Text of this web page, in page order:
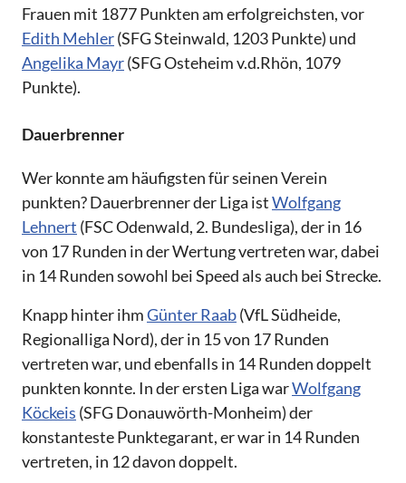
Frauen mit 1877 Punkten am erfolgreichsten, vor
Edith Mehler(SFG Steinwald, 1203 Punkte) und
Angelika Mayr(SFG Osteheim v.d.Rhön, 1079
Punkte).
Dauerbrenner
Wer konnte am häufigsten für seinen Verein
punkten? Dauerbrenner der Liga istWolfgang
Lehnert (FSC Odenwald, 2. Bundesliga), der in 16
von 17 Runden in der Wertung vertreten war, dabei
in 14 Runden sowohl bei Speed als auch bei Strecke.
Knapp hinter ihmGünter Raab(VfL Südheide,
Regionalliga Nord), der in 15 von 17 Runden
vertreten war, und ebenfalls in 14 Runden doppelt
punkten konnte. In der ersten Liga warWolfgang
Köckeis (SFG Donauwörth-Monheim) der
konstanteste Punktegarant, er war in 14 Runden
vertreten, in 12 davon doppelt.